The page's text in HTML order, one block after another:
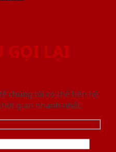
GỌI LẠI
chúng tôi có thể liên hệ
gian nhanh nhất.